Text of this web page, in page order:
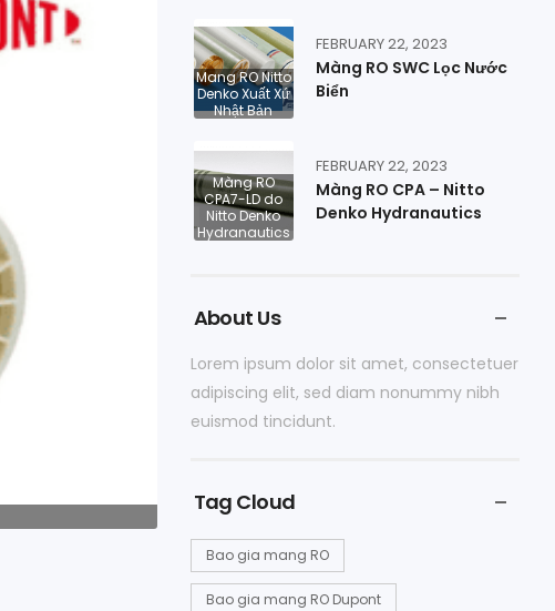
Mang RO Nitto
Denko Xuất Xứ
Nhật Bản
FEBRUARY 22, 2023
Màng RO SWC Lọc Nước
Biển
Màng RO
CPA7-LD do
Nitto Denko
Hydranautics
FEBRUARY 22, 2023
Màng RO CPA – Nitto
Denko Hydranautics
About Us
Lorem ipsum dolor sit amet, consectetuer
adipiscing elit, sed diam nonummy nibh
euismod tincidunt.
Tag Cloud
Bao gia mang RO
Bao gia mang RO Dupont